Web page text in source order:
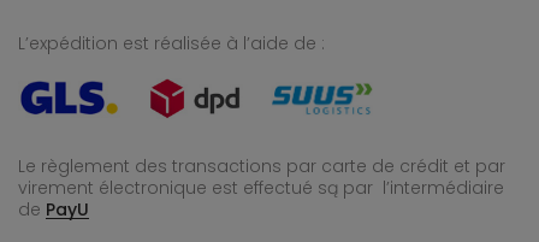
L’expédition est réalisée à l’aide de :
Le règlement des transactions par carte de crédit et par
virement électronique est effectué są par l’intermédiaire
de PayU